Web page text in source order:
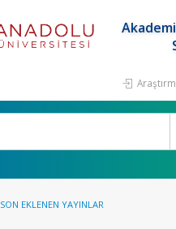
SON EKLENEN YAYINLAR